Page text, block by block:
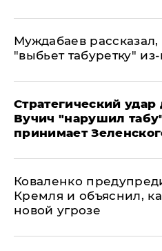
Муждабаев рассказал,
"выбьет табуретку"
Стратегический
Вучич "нарушил
принимает
Коваленко
Кремля и объяснил,
новой угрозе